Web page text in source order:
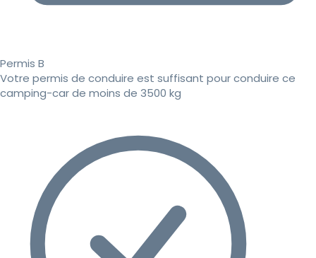
Permis B
Votre permis de conduire est suffisant pour conduire ce
camping-car de moins de 3500 kg